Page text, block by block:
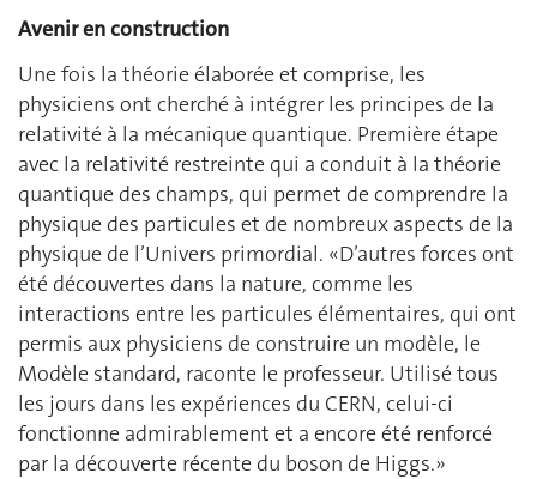
Avenir en construction
Une fois la théorie élaborée et comprise, les
physiciens ont cherché à intégrer les principes de la
relativité à la mécanique quantique. Première étape
avec la relativité restreinte qui a conduit à la théorie
quantique des champs, qui permet de comprendre la
physique des particules et de nombreux aspects de la
physique de l’Univers primordial. «D’autres forces ont
été découvertes dans la nature, comme les
interactions entre les particules élémentaires, qui ont
permis aux physiciens de construire un modèle, le
Modèle standard, raconte le professeur. Utilisé tous
les jours dans les expériences du CERN, celui-ci
fonctionne admirablement et a encore été renforcé
par la découverte récente du boson de Higgs.»